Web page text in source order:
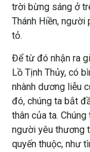
trời bừng sáng ở
Thánh Hiền,
tỏ.
Để từ đó nhận ra
Lồ Tịnh Thủy, có
nhành dương liễu
đó, chúng ta bắt
thân của ta.
người yêu thương
quyến thuộc, như